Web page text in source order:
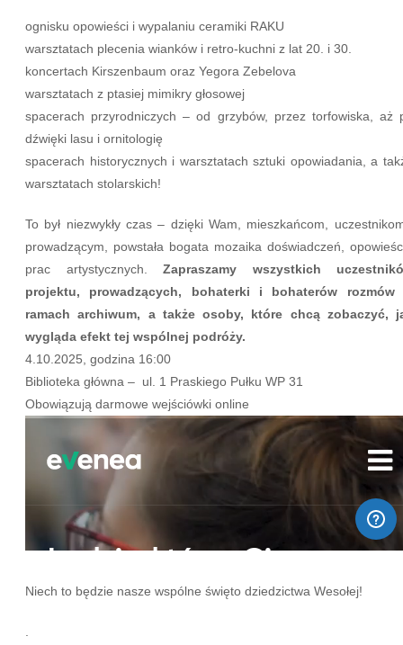
ognisku opowieści i wypalaniu ceramiki RAKU
warsztatach plecenia wianków i retro-kuchni z lat 20. i 30.
koncertach Kirszenbaum oraz Yegora Zebelova
warsztatach z ptasiej mimikry głosowej
spacerach przyrodniczych – od grzybów, przez torfowiska, aż
dźwięki lasu i ornitologię
spacerach historycznych i warsztatach sztuki opowiadania, a
warsztatach stolarskich!
To był niezwykły czas – dzięki Wam, mieszkańcom,
prowadzącym, powstała bogata mozaika doświadczeń,
prac artystycznych. Zapraszamy wszystkich
projektu, prowadzących, bohaterki i bohaterów rozmów
ramach archiwum, a także osoby, które chcą zobaczyć,
wygląda efekt tej wspólnej podróży.
4.10.2025, godzina 16:00
Biblioteka główna – ul. 1 Praskiego Pułku WP 31
Obowiązują darmowe wejściówki online
Niech to będzie nasze wspólne święto dziedzictwa Wesołej!